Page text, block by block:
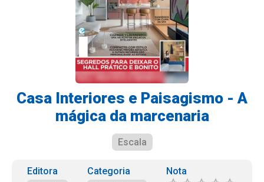
Casa Interiores e Paisagismo - A
mágica da marcenaria
Escala
Editora
Categoria
Nota